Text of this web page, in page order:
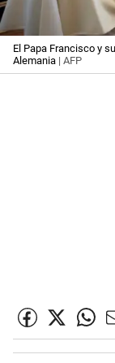
El Papa Francisco y
Alemania | AFP